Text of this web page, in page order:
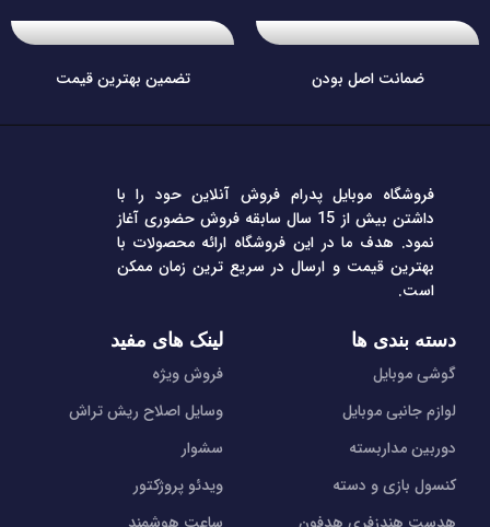
ضمانت اصل بودن تضمین بهترین قیمت
فروشگاه موبایل پدرام فروش آنلاین حود را با
داشتن بیش از 15 سال سابقه فروش حضوری آغاز
نمود. هدف ما در این فروشگاه ارائه محصولات با
بهترین قیمت و ارسال در سریع ترین زمان ممکن
است.
دسته بندی ها
گوشی موبایل
لوازم جانبی موبایل
دوربین مداربسته
کنسول بازی و دسته
هدست هندزفری هدفون
لینک های مفید
فروش ویژه
وسایل اصلاح ریش تراش
سشوار
ویدئو پروژکتور
ساعت هوشمند